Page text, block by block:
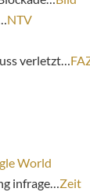
NTV
verletzt…
World
infrage… Zeit